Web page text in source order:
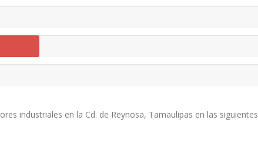
industriales en la Cd. de Reynosa, Tamaulipas en las siguientes